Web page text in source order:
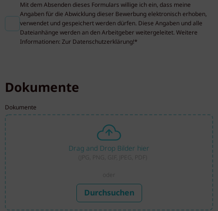
Mit dem Absenden dieses Formulars willige ich ein, dass meine
Angaben für die Abwicklung dieser Bewerbung elektronisch erhoben,
verwendet und gespeichert werden dürfen. Diese Angaben und alle
Dateianhänge werden an den Arbeitgeber weitergeleitet. Weitere
Informationen: Zur Datenschutzerklärung!*
Dokumente
Dokumente
Drag and Drop Bilder hier
oder
Durchsuchen